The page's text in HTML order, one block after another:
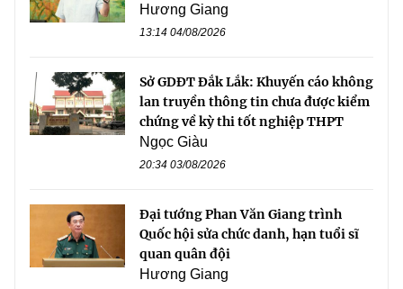
Hương Giang
13:14 04/08/2026
Sở GDĐT Đắk Lắk: Khuyến cáo không
lan truyền thông tin chưa được kiểm
chứng về kỳ thi tốt nghiệp THPT
Ngọc Giàu
20:34 03/08/2026
Đại tướng Phan Văn Giang trình
Quốc hội sửa chức danh, hạn tuổi sĩ
quan quân đội
Hương Giang